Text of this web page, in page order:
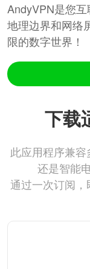
AndyVPN是您
地理边界和网络
限的数字世界！
下载
此应用程序兼
还是智能
通过一次订阅